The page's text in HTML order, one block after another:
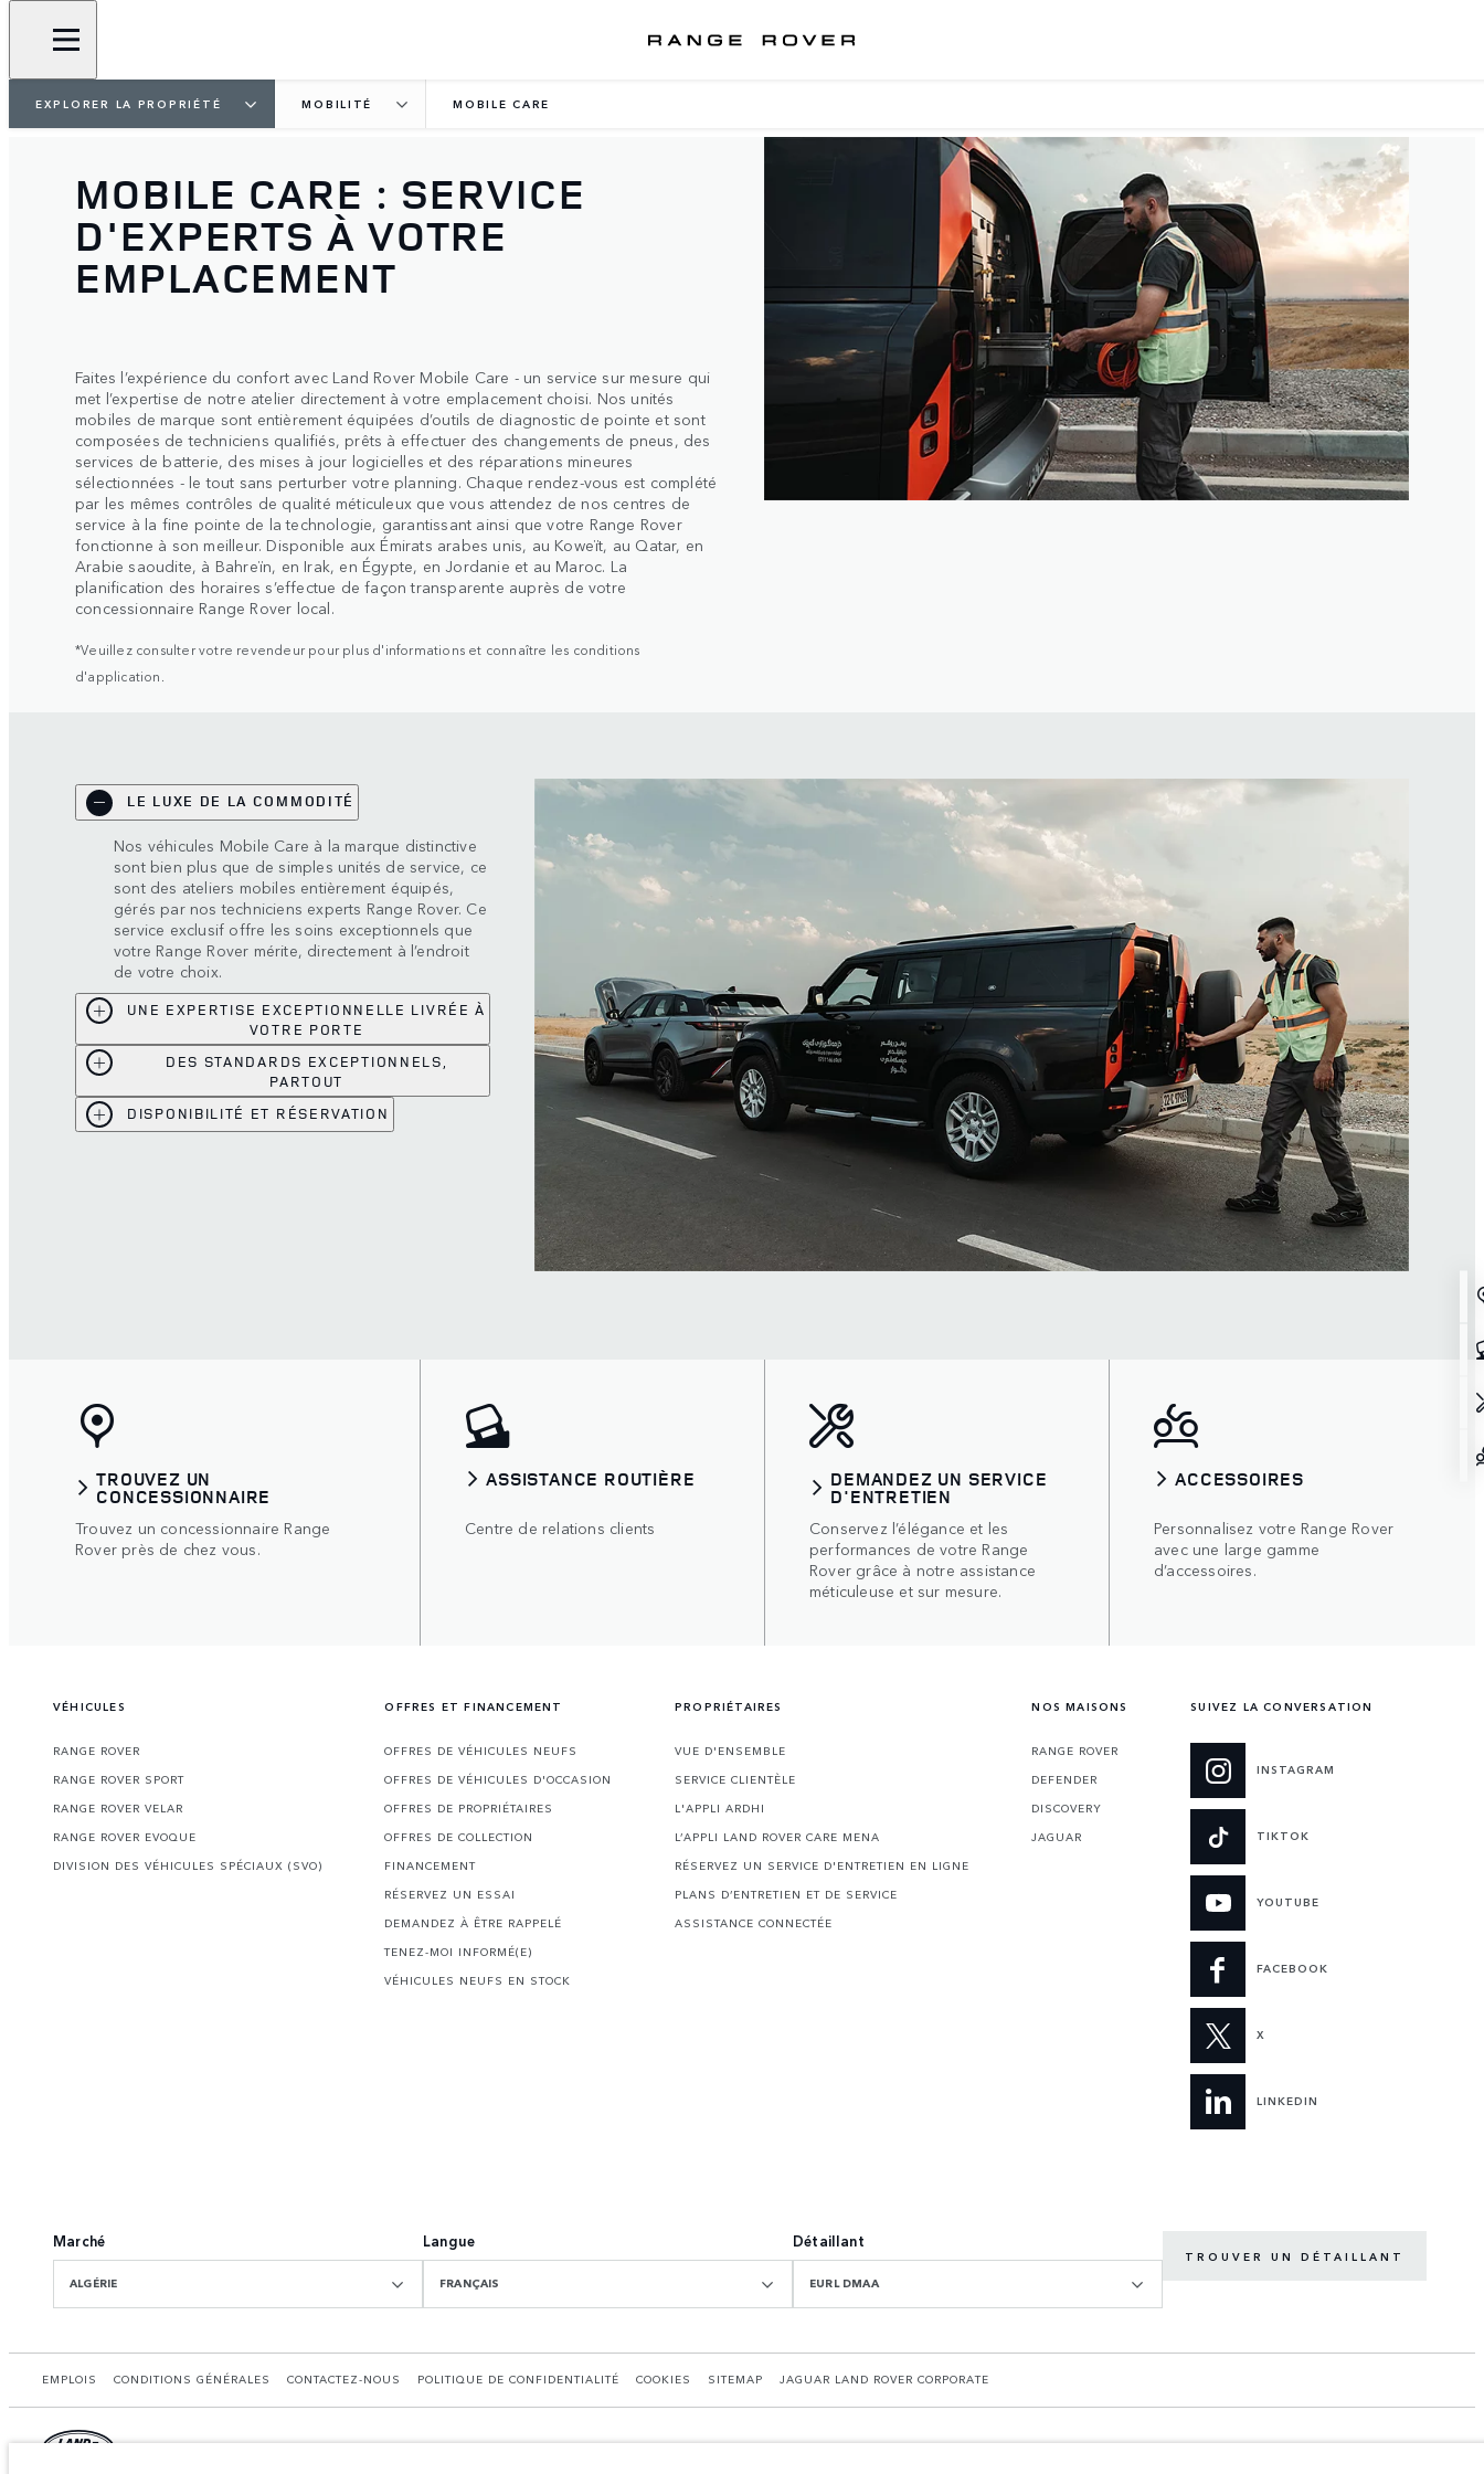
EXPLORER LA PROPRIÉTÉ MOBILITÉ MOBILE CARE
MOBILE CARE : SERVICE
D'EXPERTS À VOTRE
EMPLACEMENT
Faites l’expérience du confort avec Land Rover Mobile Care - un service sur mesure qui
met l’expertise de notre atelier directement à votre emplacement choisi. Nos unités
mobiles de marque sont entièrement équipées d’outils de diagnostic de pointe et sont
composées de techniciens qualifiés, prêts à effectuer des changements de pneus, des
services de batterie, des mises à jour logicielles et des réparations mineures
sélectionnées - le tout sans perturber votre planning. Chaque rendez-vous est complété
par les mêmes contrôles de qualité méticuleux que vous attendez de nos centres de
service à la fine pointe de la technologie, garantissant ainsi que votre Range Rover
fonctionne à son meilleur. Disponible aux Émirats arabes unis, au Koweït, au Qatar, en
Arabie saoudite, à Bahreïn, en Irak, en Égypte, en Jordanie et au Maroc. La
planification des horaires s’effectue de façon transparente auprès de votre
concessionnaire Range Rover local.
*Veuillez consulter votre revendeur pour plus d'informations et connaître les conditions
d'application.
LE LUXE DE LA COMMODITÉ
Nos véhicules Mobile Care à la marque distinctive
sont bien plus que de simples unités de service, ce
sont des ateliers mobiles entièrement équipés,
gérés par nos techniciens experts Range Rover. Ce
service exclusif offre les soins exceptionnels que
votre Range Rover mérite, directement à l’endroit
de votre choix.
UNE EXPERTISE EXCEPTIONNELLE LIVRÉE À
VOTRE PORTE
DES STANDARDS EXCEPTIONNELS,
PARTOUT
DISPONIBILITÉ ET RÉSERVATION
TROUVEZ UN
CONCESSIONNAIRE
Trouvez un concessionnaire Range
Rover près de chez vous.
ASSISTANCE ROUTIÈRE
Centre de relations clients
DEMANDEZ UN SERVICE
D'ENTRETIEN
Conservez l’élégance et les
performances de votre Range
Rover grâce à notre assistance
méticuleuse et sur mesure.
ACCESSOIRES
Personnalisez votre Range Rover
avec une large gamme
d’accessoires.
VÉHICULES
RANGE ROVER
RANGE ROVER SPORT
RANGE ROVER VELAR
RANGE ROVER EVOQUE
DIVISION DES VÉHICULES SPÉCIAUX (SVO)
OFFRES ET FINANCEMENT
OFFRES DE VÉHICULES NEUFS
OFFRES DE VÉHICULES D'OCCASION
OFFRES DE PROPRIÉTAIRES
OFFRES DE COLLECTION
FINANCEMENT
RÉSERVEZ UN ESSAI
DEMANDEZ À ÊTRE RAPPELÉ
TENEZ-MOI INFORMÉ(E)
VÉHICULES NEUFS EN STOCK
PROPRIÉTAIRES
VUE D'ENSEMBLE
SERVICE CLIENTÈLE
L'APPLI ARDHI
L’APPLI LAND ROVER CARE MENA
RÉSERVEZ UN SERVICE D'ENTRETIEN EN LIGNE
PLANS D’ENTRETIEN ET DE SERVICE
ASSISTANCE CONNECTÉE
NOS MAISONS
RANGE ROVER
DEFENDER
DISCOVERY
JAGUAR
SUIVEZ LA CONVERSATION
INSTAGRAM
TIKTOK
YOUTUBE
FACEBOOK
X
LINKEDIN
Marché
ALGÉRIE
Langue
FRANÇAIS
Détaillant
EURL DMAA
TROUVER UN DÉTAILLANT
EMPLOIS CONDITIONS GÉNÉRALES CONTACTEZ-NOUS POLITIQUE DE CONFIDENTIALITÉ COOKIES SITEMAP JAGUAR LAND ROVER CORPORATE